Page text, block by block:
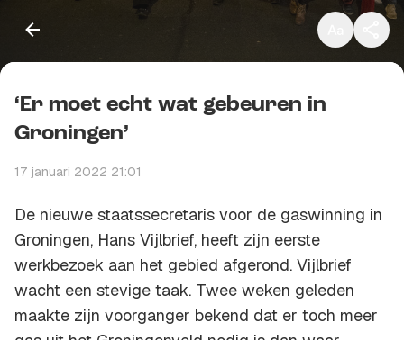
Kopieer link
‘Er moet echt wat gebeuren in
Groningen’
17 januari 2022 21:01
De nieuwe staatssecretaris voor de gaswinning in
Groningen, Hans Vijlbrief, heeft zijn eerste
werkbezoek aan het gebied afgerond. Vijlbrief
wacht een stevige taak. Twee weken geleden
maakte zijn voorganger bekend dat er toch meer